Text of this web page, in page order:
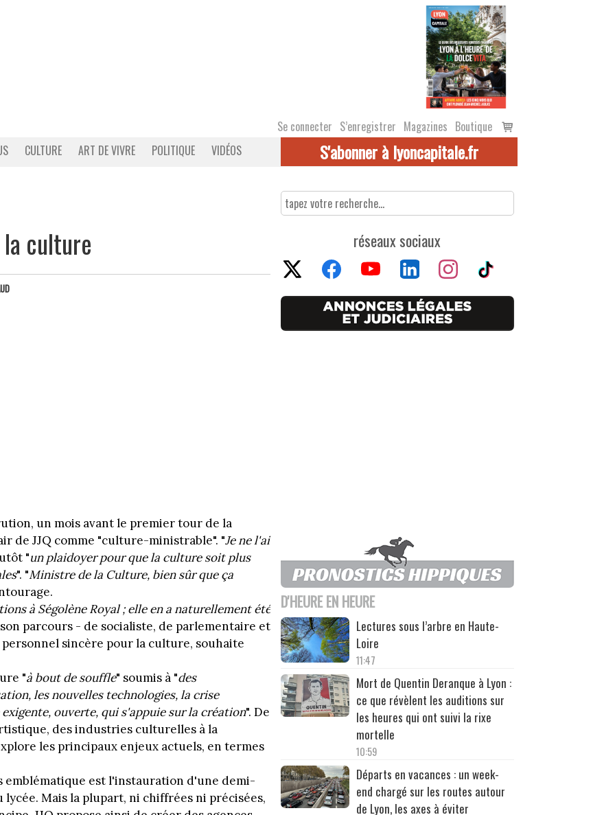
Se connecter S’enregistrer Magazines Boutique
Voir
le
CULTURE ART DE VIVRE POLITIQUE VIDÉOS S'abonner à lyoncapitale.fr
culture
un mois avant le premier tour de la
de JJQ comme "culture-ministrable". "Je ne l'ai
"un plaidoyer pour que la culture soit plus
". "Ministre de la Culture, bien sûr que ça
à Ségolène Royal ; elle en a naturellement été
parcours - de socialiste, de parlementaire et
sincère pour la culture, souhaite
"à bout de souffle" soumis à "des
les nouvelles technologies, la crise
ouverte, qui s'appuie sur la création". De
des industries culturelles à la
les principaux enjeux actuels, en termes
emblématique est l'instauration d'une demi-
Mais la plupart, ni chiffrées ni précisées,
réseaux sociaux
D'HEURE EN HEURE
Lectures sous l’arbre en Haute-
Loire
11:47
Mort de Quentin Deranque à Lyon :
ce que révèlent les auditions sur
les heures qui ont suivi la rixe
mortelle
10:59
Départs en vacances : un week-
end chargé sur les routes autour
de Lyon, les axes à éviter